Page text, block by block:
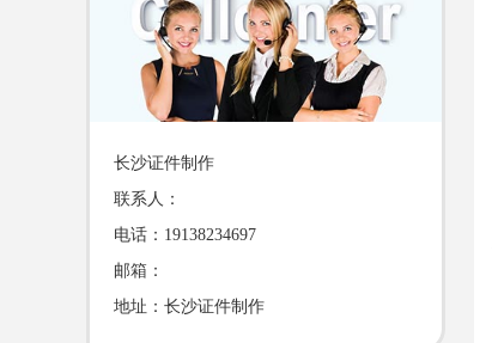
长沙证件制作
联系人：
电话：19138234697
邮箱：
地址：长沙证件制作